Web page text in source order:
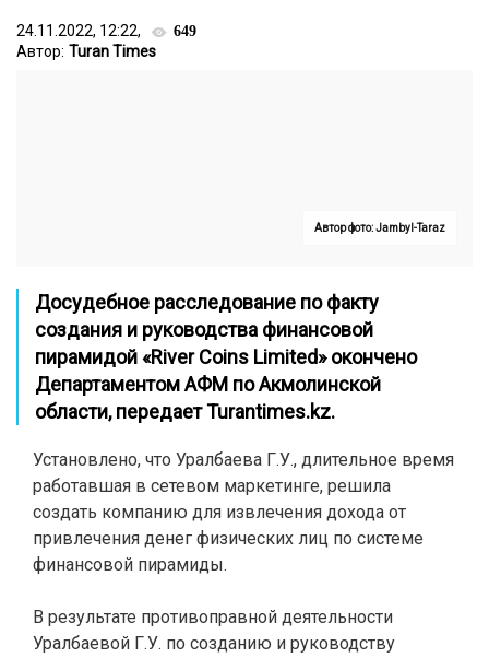
24.11.2022, 12:22, 649
Автор: Turan Times
Автор фото: Jambyl-Taraz
Досудебное расследование по факту
создания и руководства финансовой
пирамидой «River Coins Limited» окончено
Департаментом АФМ по Акмолинской
области, передаетTurantimes.kz.
Установлено, что Уралбаева Г.У., длительное время
работавшая в сетевом маркетинге, решила
создать компанию для извлечения дохода от
привлечения денег физических лиц по системе
финансовой пирамиды.
В результате противоправной деятельности
Уралбаевой Г.У. по созданию и руководству